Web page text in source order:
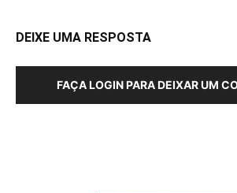
DEIXE UMA RESPOSTA
FAÇA LOGIN PARA DEIXAR UM